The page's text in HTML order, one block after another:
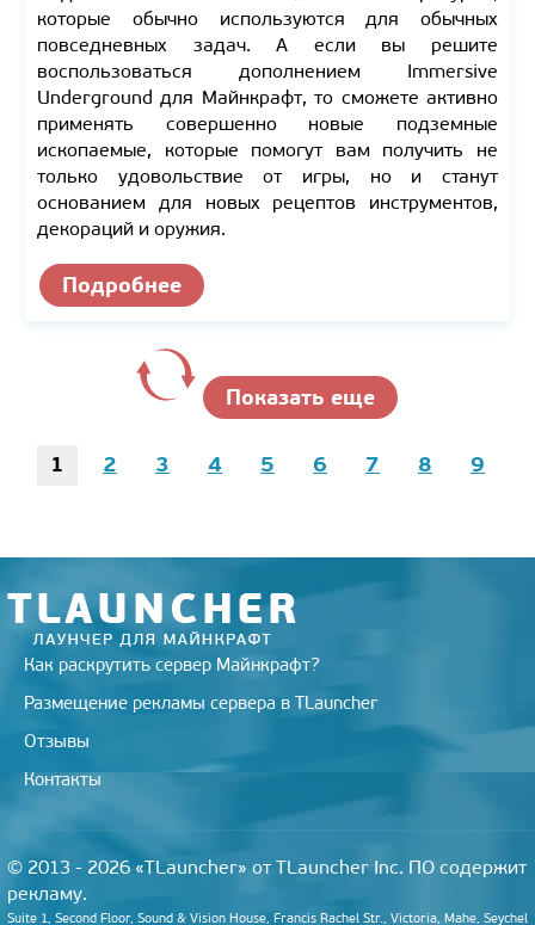
которые обычно используются для обычных
повседневных задач. А если вы решите
воспользоваться дополнением Immersive
Underground для Майнкрафт, то сможете активно
применять совершенно новые подземные
ископаемые, которые помогут вам получить не
только удовольствие от игры, но и станут
основанием для новых рецептов инструментов,
декораций и оружия.
Подробнее
Показать еще
1 2 3 4 5 6 7 8 9
Как раскрутить сервер Майнкрафт?
Размещение рекламы сервера в TLauncher
Отзывы
Контакты
© 2013 - 2026 «TLauncher» от TLauncher Inc. ПО содержит
рекламу.
Suite 1, Second Floor, Sound & Vision House, Francis Rachel Str., Victoria, Mahe, Seychel